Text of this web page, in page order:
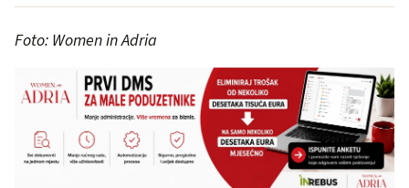
Foto: Women in Adria